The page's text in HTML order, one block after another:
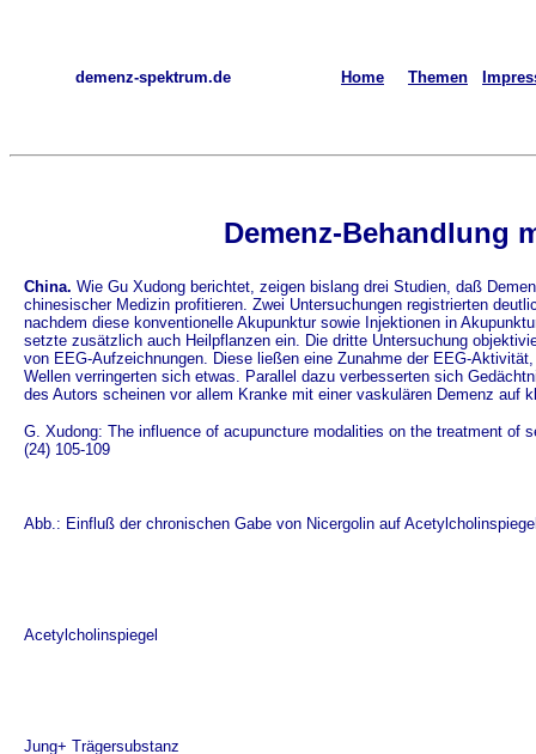
demenz-spektrum.de Home Themen
Demenz-Behandlung
China. Wie Gu Xudong berichtet, zeigen bislang drei Studien, daß
chinesischer Medizin profitieren. Zwei Untersuchungen registrierten
nachdem diese konventionelle Akupunktur sowie Injektionen in
setzte zusätzlich auch Heilpflanzen ein. Die dritte Untersuchung
von EEG-Aufzeichnungen. Diese ließen eine Zunahme der EEG-
Wellen verringerten sich etwas. Parallel dazu verbesserten sich
des Autors scheinen vor allem Kranke mit einer vaskulären Demenz auf
G. Xudong: The influence of acupuncture modalities on the treatment of
(24) 105-109
Abb.: Einfluß der chronischen Gabe von Nicergolin auf
Acetylcholinspiegel
Jung+ Trägersubstanz